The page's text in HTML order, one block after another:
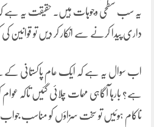
یہ سب سطحی وجوہات ہیں۔ حقیقت یہ ہے کہ
داری پیدا کرنے سے انکار کر دیں تو قوانین
اب سوال یہ ہے کہ ایک عام پاکستانی کے
ہے؟ بارہا آگاہی مہمات چلائی گئیں تاکہ
ناکام ہوئیں تو سخت سزاؤں کو مناسب جواب